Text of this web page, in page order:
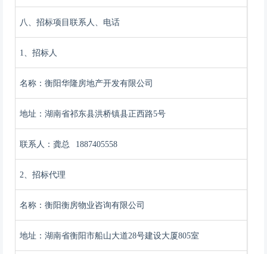
八、招标项目联系人、电话
1、招标人
名称： 衡阳华隆房地产开发有限公司
地址： 湖南省祁东县洪桥镇县正西路5号
联系人：龚总 1887405558
2、招标代理
名称：衡阳衡房物业咨询有限公司
地址： 湖南省衡阳市船山大道28号建设大厦805室